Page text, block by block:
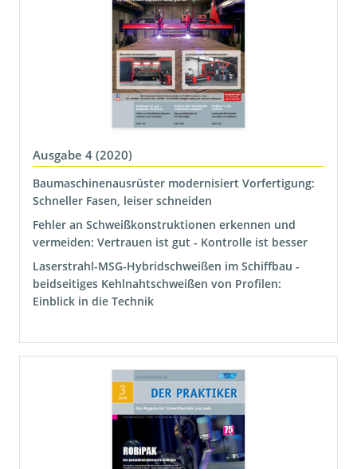
Ausgabe 4 (2020)
Baumaschinenausrüster modernisiert Vorfertigung:
Schneller Fasen, leiser schneiden
Fehler an Schweißkonstruktionen erkennen und
vermeiden: Vertrauen ist gut - Kontrolle ist besser
Laserstrahl-MSG-Hybridschweißen im Schiffbau -
beidseitiges Kehlnahtschweißen von Profilen:
Einblick in die Technik